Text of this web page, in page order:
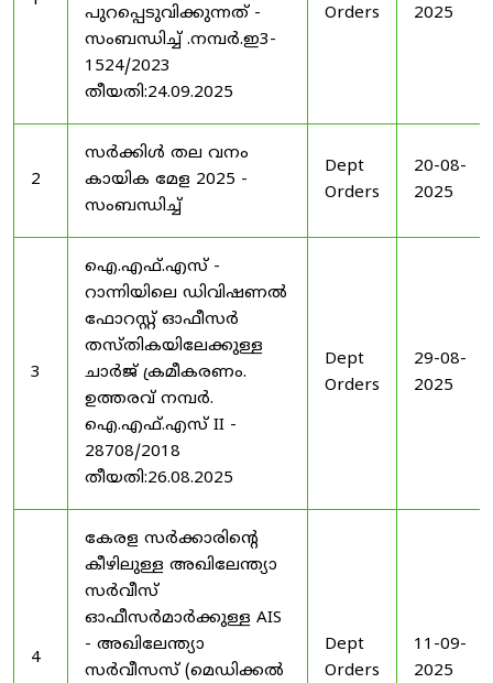
പുറപ്പെടുവിക്കുന്നത് -
സംബന്ധിച്ച് .നമ്പർ.ഇ3-
1524/2023
തീയതി:24.09.2025
Orders
2025
2
സർക്കിൾ തല വനം
കായിക മേള 2025 -
സംബന്ധിച്ച്
Dept
Orders
20-08-
2025
3
ഐ.എഫ്.എസ് -
റാന്നിയിലെ ഡിവിഷണൽ
ഫോറസ്റ്റ് ഓഫീസർ
തസ്തികയിലേക്കുള്ള
ചാർജ് ക്രമീകരണം.
ഉത്തരവ് നമ്പർ.
ഐ.എഫ്.എസ് II -
28708/2018
തീയതി:26.08.2025
Dept
Orders
29-08-
2025
4
കേരള സർക്കാരിന്റെ
കീഴിലുള്ള അഖിലേന്ത്യാ
സർവീസ്
ഓഫീസർമാർക്കുള്ള AIS
- അഖിലേന്ത്യാ
സർവീസസ് (മെഡിക്കൽ
Dept
Orders
11-09-
2025